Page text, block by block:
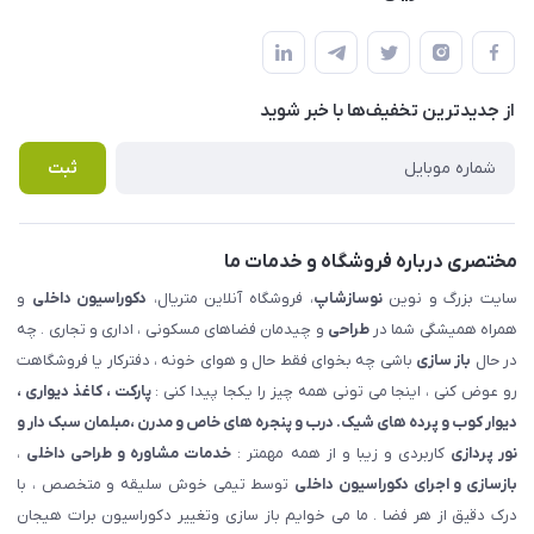
املاک مدنی - نوساز شاپ
لیست محصولات
درباره ما
قوانین و مقررات
حریم خصوصی
راهنما
پرسش های متداول
از جدید‌ترین تخفیف‌ها با‌ خبر شوید
ثبت
مختصری درباره فروشگاه و خدمات ما
سایت بزرگ و نویننوسازشاپ، فروشگاه آنلاین متریال، دکوراسیون داخلی و
همراه همیشگی شما درطراحی و چیدمان فضاهای مسکونی ، اداری و تجاری . چه
در حال باز سازی باشی چه بخوای فقط حال و هوای خونه ، دفترکار یا فروشگاهت
رو عوض کنی ، اینجا می تونی همه چیز را یکجا پیدا کنی :پارکت ، کاغذ دیواری ،
دیوار کوب و پرده های شیک. درب و پنجره های خاص و مدرن ،مبلمان سبک دار و
نور پردازی کاربردی و زیبا و از همه مهمتر : خدمات مشاوره و طراحی داخلی ،
بازسازی و اجرای دکوراسیون داخلی توسط تیمی خوش سلیقه و متخصص ، با
درک دقیق از هر فضا . ما می خوایم باز سازی وتغییر دکوراسیون برات هیجان